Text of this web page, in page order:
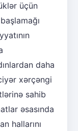
üçün
daha
xərçəngi
sahib
əsasında
hallarını